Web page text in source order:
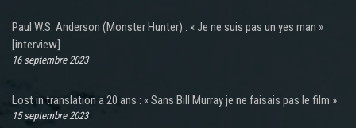
Paul W.S. Anderson (Monster Hunter) : « Je ne suis pas un yes man »
[interview]
16 septembre 2023
Lost in translation a 20 ans : « Sans Bill Murray je ne faisais pas le film »
15 septembre 2023